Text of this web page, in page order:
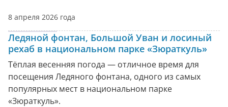
8 апреля 2026 года
Ледяной фонтан, Большой Уван и лосиный
рехаб в национальном парке «Зюраткуль»
Тёплая весенняя погода — отличное время для
посещения Ледяного фонтана, одного из самых
популярных мест в национальном парке
«Зюраткуль».